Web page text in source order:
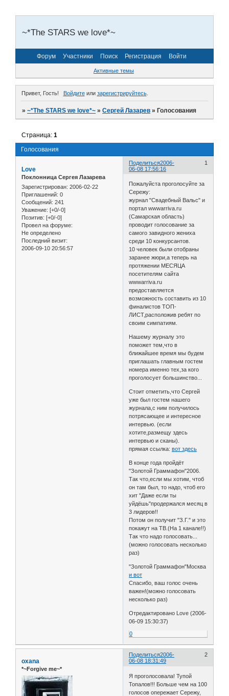
~*The STARS we love*~
Форум Участники Поиск Регистрация Войти
Активные темы
Привет, Гость! Войдитеили зарегистрируйтесь.
»~*The STARS we love*~ »Сергей Лазарев »Голосования
Голосования
Страница:1
Поделиться 1
2006-
06-08 17:56:16
Love
Поклонница Сергея Лазарева
Зарегистрирован: 2006-02-22
Приглашений: 0
Сообщений: 241
Уважение: [+0/-0]
Позитив: [+0/-0]
Провел на форуме:
Не определено
Последний визит:
2006-09-10 20:56:57
Пожалуйста проголосуйте за
Сережу:
журнал "Свадебный Вальс" и
портал wwwarriva.ru
(Самарская область)
проводит голосование за
самого завидного жениха
среди 10 конкурсантов.
10 человек были отобраны
заранее жюри,а теперь на
протяжении МЕСЯЦА
посетителям сайта
wwwarriva.ru
предоставляется
возможность составить из 10
финалистов ТОП-
ЛИСТ,расположив ребят по
своим симпатиям.
Нашему журналу это
поможет тем,что в
ближайшее время мы будем
приглашать главным гостем
номера именно тех,за кого
проголосует большинство...
Стоит отметить,что Сергей
уже был гостем нашего
журнала,с ним получилось
потрясающее и интересное
интервью. (если
хотите,размещу здесь
интервью и сканы).
прямая ссылка:вот здесь
В конце года пройдёт
"Золотой Граммафон"2006.
Так что,если мы хотим, чтоб
он там был, то надо, чтоб его
хит "Даже если ты
уйдёшь"продержался месяц в
3 лидеров!!
Потом он получит "З.Г." и это
покажут на ТВ.(На 1 канале!!)
Так что надо голосовать...
(можно голосовать несколько
раз)
"Золотой Граммафон"Москва
и вот
Спасибо, ваш голос очень
важен!(можно голосовать
несколько раз)
Отредактировано Love (2006-
06-09 15:30:37)
0
Поделиться 2
2006-
06-08 18:31:49
oxana
*~Forgive me~*
Я проголосовала! Тупой
Топалов!!! Больше чем на 100
голосов опережает Сережу,